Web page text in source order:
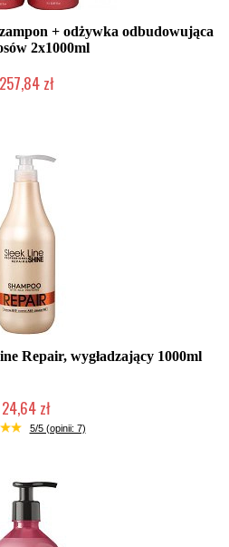
+ odżywka odbudowująca
2x1000ml
257,84 zł
Repair, wygładzający 1000ml
24,64 zł
(wysyłka w 24h)
5/5 (opinii: 7)